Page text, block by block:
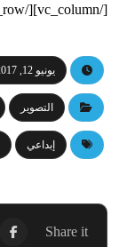
[/vc_column][/vc_row]
يونيو 12, 2017
التصوير
إبداعي